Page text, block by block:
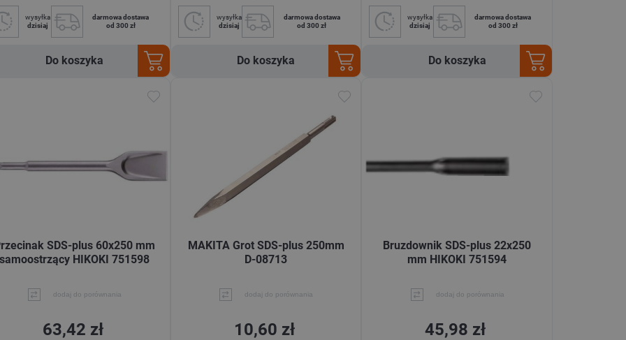
wysyłka
dzisiaj
darmowa dostawa
od 300 zł
Do koszyka
wysyłka
dzisiaj
darmowa dostawa
od 300 zł
Do koszyka
wysyłka
dzisiaj
darmowa dostawa
od 300 zł
Do koszyka
SDS-plus 60x250 mm
samoostrzący HIKOKI 751598
dodaj do porównania
63,42 zł
MAKITA Grot SDS-plus 250mm
D-08713
dodaj do porównania
10,60 zł
Bruzdownik SDS-plus 22x250
mm HIKOKI 751594
dodaj do porównania
45,98 zł